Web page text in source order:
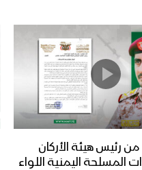
من رئيس هيئة الأركان
المسلحة اليمنية اللواء